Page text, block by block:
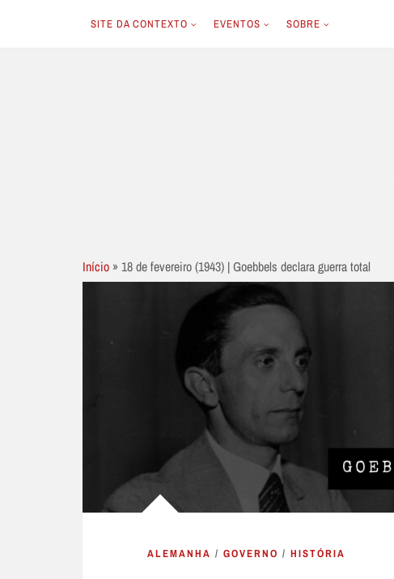
SITE DA CONTEXTO EVENTOS SOBRE
Início »18 de fevereiro (1943) | Goebbels declara guerra total
ALEMANHA / GOVERNO / HISTÓRIA